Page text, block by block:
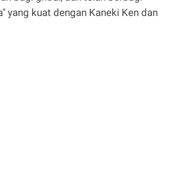
yang kuat dengan Kaneki Ken dan